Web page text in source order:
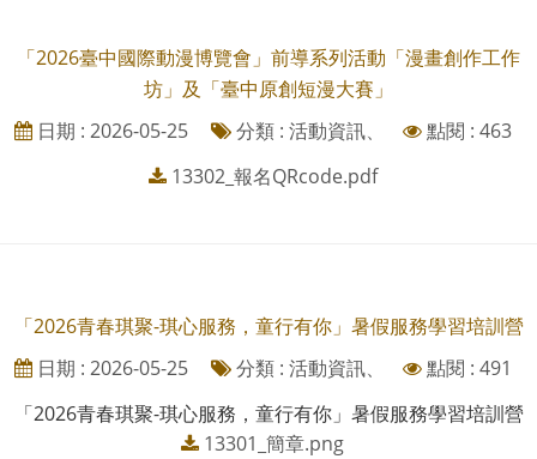
「2026臺中國際動漫博覽會」前導系列活動「漫畫創作工作
坊」及「臺中原創短漫大賽」
日期 : 2026-05-25
分類 : 活動資訊、
點閱 : 463
13302_報名QRcode.pdf
「2026青春琪聚-琪心服務，童行有你」暑假服務學習培訓營
日期 : 2026-05-25
分類 : 活動資訊、
點閱 : 491
「2026青春琪聚-琪心服務，童行有你」暑假服務學習培訓營
13301_簡章.png